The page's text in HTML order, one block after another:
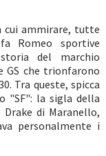
cui ammirare, tutte
Romeo sportive
del marchio
GS che trionfarono
Tra queste, spicca
"SF": la sigla della
di Maranello,
personalmente i